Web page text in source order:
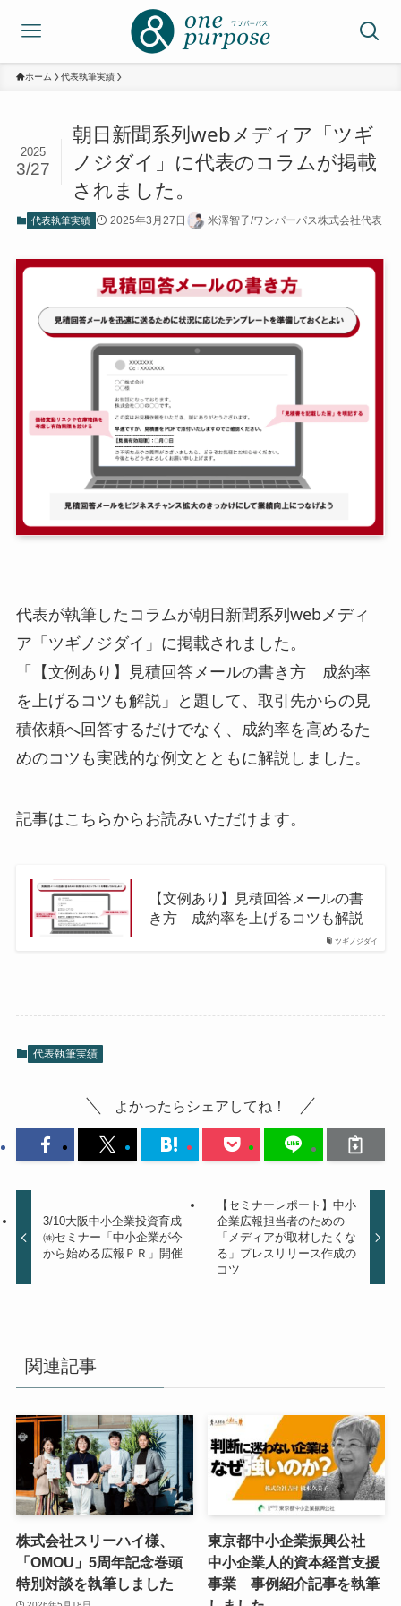
ホーム 代表執筆実績
朝日新聞系列webメディア「ツギ
ノジダイ」に代表のコラムが掲載
されました。
2025
3/27
代表執筆実績 2025年3月27日 米澤智子/ワンパーパス株式会社代表
代表が執筆したコラムが朝日新聞系列webメディ
ア「ツギノジダイ」に掲載されました。
「【文例あり】見積回答メールの書き方 成約率
を上げるコツも解説」と題して、取引先からの見
積依頼へ回答するだけでなく、成約率を高めるた
めのコツも実践的な例文とともに解説しました。
記事はこちらからお読みいただけます。
ツギノジダイ
【文例あり】見積回答メールの書
き方 成約率を上げるコツも解説
代表執筆実績
よかったらシェアしてね！
3/10大阪中小企業投資育成
㈱セミナー「中小企業が今
から始める広報ＰＲ」開催
【セミナーレポート】中小
企業広報担当者のための
「メディアが取材したくな
る」プレスリリース作成の
コツ
関連記事
株式会社スリーハイ様、
「OMOU」5周年記念巻頭
特別対談を執筆しました
東京都中小企業振興公社
中小企業人的資本経営支援
事業 事例紹介記事を執筆